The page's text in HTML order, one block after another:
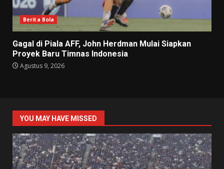
Berita Bola
Gagal di Piala AFF, John Herdman Mulai Siapkan
Proyek Baru Timnas Indonesia
Agustus 9, 2026
YOU MAY HAVE MISSED